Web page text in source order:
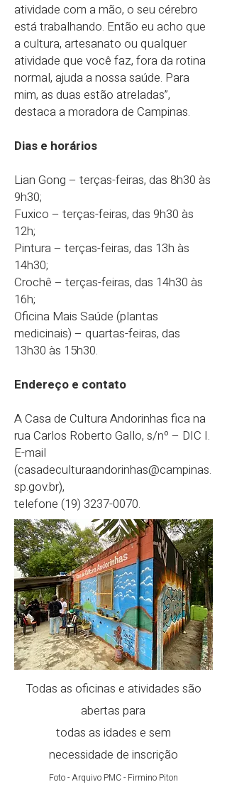
atividade com a mão, o seu cérebro
está trabalhando. Então eu acho que
a cultura, artesanato ou qualquer
atividade que você faz, fora da rotina
normal, ajuda a nossa saúde. Para
mim, as duas estão atreladas”,
destaca a moradora de Campinas.
Dias e horários
Lian Gong – terças-feiras, das 8h30 às
9h30;
Fuxico – terças-feiras, das 9h30 às
12h;
Pintura – terças-feiras, das 13h às
14h30;
Crochê – terças-feiras, das 14h30 às
16h;
Oficina Mais Saúde (plantas
medicinais) – quartas-feiras, das
13h30 às 15h30.
Endereço e contato
A Casa de Cultura Andorinhas fica na
rua Carlos Roberto Gallo, s/nº – DIC I.
E-mail
(casadeculturaandorinhas@campinas.
sp.gov.br),
telefone (19) 3237-0070.
Todas as oficinas e atividades são
abertas para
todas as idades e sem
necessidade de inscrição
Foto - Arquivo PMC - Firmino Piton